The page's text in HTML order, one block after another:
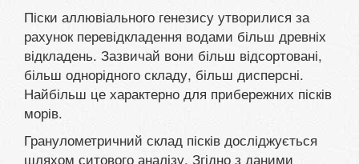
Піски аллювіального генезису утворилися за
рахунок перевідкладення водами більш древніх
відкладень. Зазвичай вони більш відсортовані,
більш однорідного складу, більш дисперсні.
Найбільш це характерно для прибережних пісків
морів.
Гранулометричний склад пісків досліджується
шляхом ситового аналізу. Згідно з даними